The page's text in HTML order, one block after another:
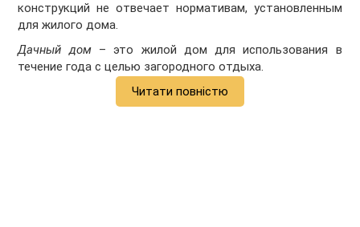
конструкций не отвечает нормативам, установленным
для жилого дома.
Дачный дом– это жилой дом для использования в
течение года с целью загородного отдыха.
Читати повністю